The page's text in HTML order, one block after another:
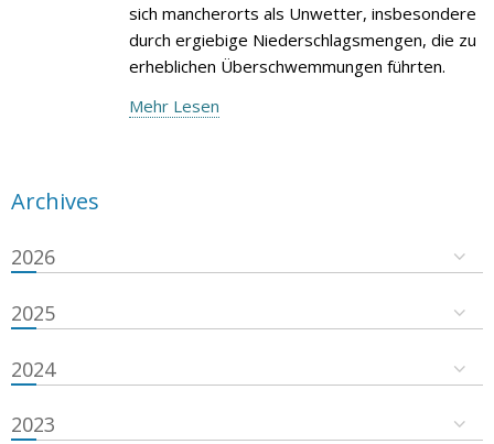
sich mancherorts als Unwetter, insbesondere
durch ergiebige Niederschlagsmengen, die zu
erheblichen Überschwemmungen führten.
Mehr Lesen
Archives
2026
2025
2024
2023